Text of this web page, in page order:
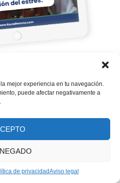
mejor experiencia en tu navegación.
puede afectar negativamente a
de privacidadAviso legal
con "5 pasos
a una mejor
la guía: